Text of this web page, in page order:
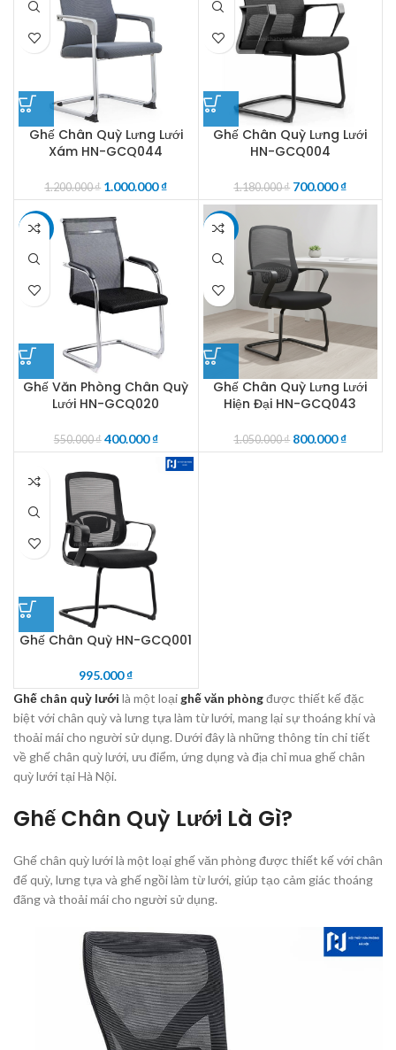
Ghế Chân Quỳ Lưng Lưới
Xám HN-GCQ044
1.200.000₫ 1.000.000₫
Ghế Chân Quỳ Lưng Lưới
HN-GCQ004
1.180.000₫ 700.000₫
-27%
Ghế Văn Phòng Chân Quỳ
Lưới HN-GCQ020
550.000₫ 400.000₫
-24%
Ghế Chân Quỳ Lưng Lưới
Hiện Đại HN-GCQ043
1.050.000₫ 800.000₫
Ghế Chân Quỳ HN-GCQ001
995.000₫
Ghế chân quỳ lưới là một loại ghế văn phòngđược thiết kế đặc
biệt với chân quỳ và lưng tựa làm từ lưới, mang lại sự thoáng khí và
thoải mái cho người sử dụng. Dưới đây là những thông tin chi tiết
về ghế chân quỳ lưới, ưu điểm, ứng dụng và địa chỉ mua ghế chân
quỳ lưới tại Hà Nội.
Ghế Chân Quỳ Lưới Là Gì?
Ghế chân quỳ lưới là một loại ghế văn phòng được thiết kế với chân
đế quỳ, lưng tựa và ghế ngồi làm từ lưới, giúp tạo cảm giác thoáng
đãng và thoải mái cho người sử dụng.